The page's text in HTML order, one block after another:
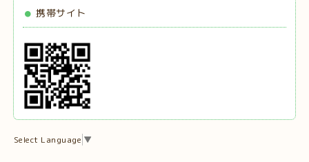
携帯サイト
Select Language ▼